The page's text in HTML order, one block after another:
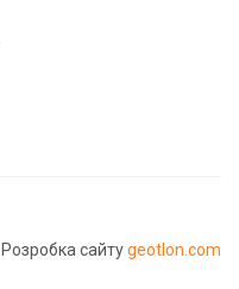
Розробка сайтуgeotlon.com